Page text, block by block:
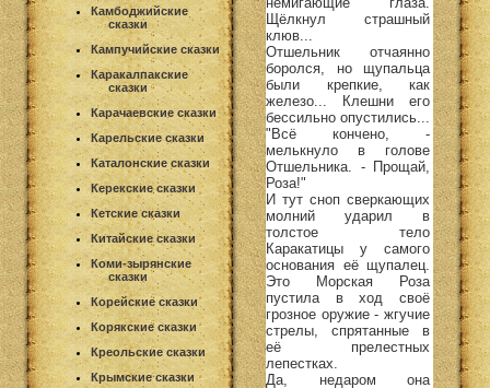
Камбоджийские
сказки
Кампучийские сказки
Каракалпакские
сказки
Карачаевские сказки
Карельские сказки
Каталонские сказки
Керекские сказки
Кетские сказки
Китайские сказки
Коми-зырянские
сказки
Корейские сказки
Корякские сказки
Креольские сказки
Крымские сказки
Щёлкнул страшный
клюв...
Отшельник отчаянно
боролся, но щупальца
были крепкие, как
железо... Клешни его
бессильно опустились...
"Всё кончено, -
мелькнуло в голове
Отшельника. - Прощай,
Роза!"
И тут сноп сверкающих
молний ударил в
толстое тело
Каракатицы у самого
основания её щупалец.
Это Морская Роза
пустила в ход своё
грозное оружие - жгучие
стрелы, спрятанные в
её прелестных
лепестках.
Да, недаром она